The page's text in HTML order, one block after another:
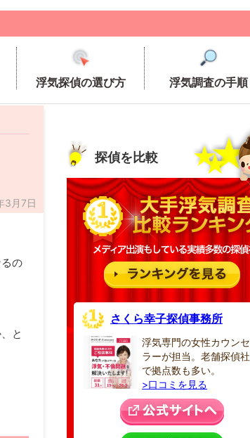
浮気探偵の選び方 浮気調査の手順
3月7日
の
と
探偵を比較
さくら幸子探偵事務所
浮気専門の女性カウンセ
ラーが担当。老舗探偵社
で拠点数も多い。
>口コミを見る